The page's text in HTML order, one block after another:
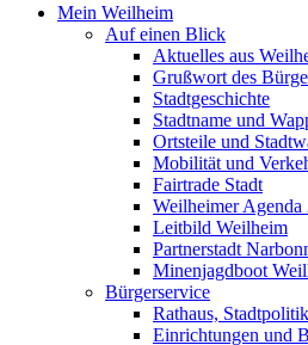
Mein Weilheim
Auf einen Blick
Aktuelles aus
Grußwort des
Stadtgeschichte
Stadtname und
Ortsteile und
Mobilität und
Fairtrade Stadt
Weilheimer Agenda
Leitbild Weilheim
Partnerstadt
Minenjagdboot
Bürgerservice
Rathaus, Stadtpolitik
Einrichtungen und